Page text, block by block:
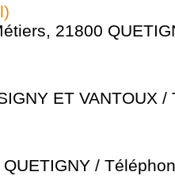
21800
ET VANTOUX
/